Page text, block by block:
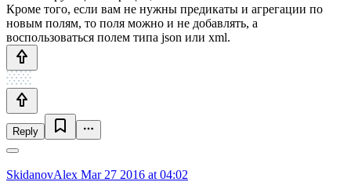
Кроме того, если вам не нужны предикаты и агрегации по
новым полям, то поля можно и не добавлять, а
воспользоваться полем типа json или xml.
Reply
SkidanovAlex Mar 27 2016 at 04:02